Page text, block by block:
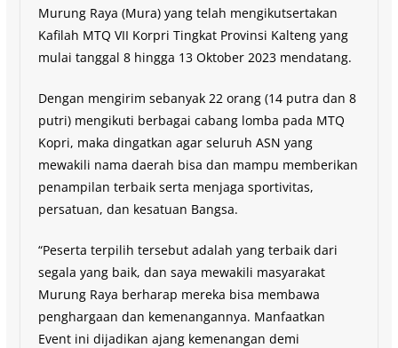
Murung Raya (Mura) yang telah mengikutsertakan
Kafilah MTQ VII Korpri Tingkat Provinsi Kalteng yang
mulai tanggal 8 hingga 13 Oktober 2023 mendatang.
Dengan mengirim sebanyak 22 orang (14 putra dan 8
putri) mengikuti berbagai cabang lomba pada MTQ
Kopri, maka dingatkan agar seluruh ASN yang
mewakili nama daerah bisa dan mampu memberikan
penampilan terbaik serta menjaga sportivitas,
persatuan, dan kesatuan Bangsa.
“Peserta terpilih tersebut adalah yang terbaik dari
segala yang baik, dan saya mewakili masyarakat
Murung Raya berharap mereka bisa membawa
penghargaan dan kemenangannya. Manfaatkan
Event ini dijadikan ajang kemenangan demi